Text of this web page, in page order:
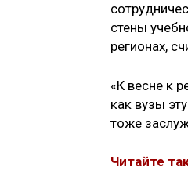
стены
регионах,
«К весне к
как вузы
тоже
Читайте